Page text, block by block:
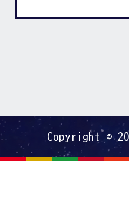
Copyright ©